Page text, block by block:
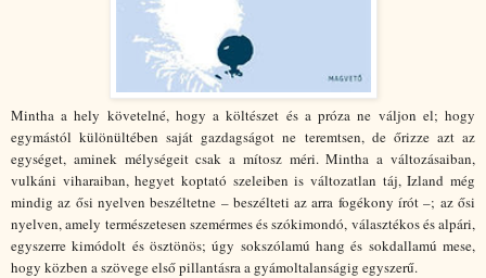
Mintha a hely követelné, hogy a költészet és a próza ne váljon el; hogy
egymástól különültében saját gazdagságot ne teremtsen, de őrizze azt az
egységet, aminek mélységeit csak a mítosz méri. Mintha a változásaiban,
vulkáni viharaiban, hegyet koptató szeleiben is változatlan táj, Izland még
mindig az ősi nyelven beszéltetne – beszélteti az arra fogékony írót –; az ősi
nyelven, amely természetesen szemérmes és szókimondó, választékos és alpári,
egyszerre kimódolt és ösztönös; úgy sokszólamú hang és sokdallamú mese,
hogy közben a szövege első pillantásra a gyámoltalanságig egyszerű.